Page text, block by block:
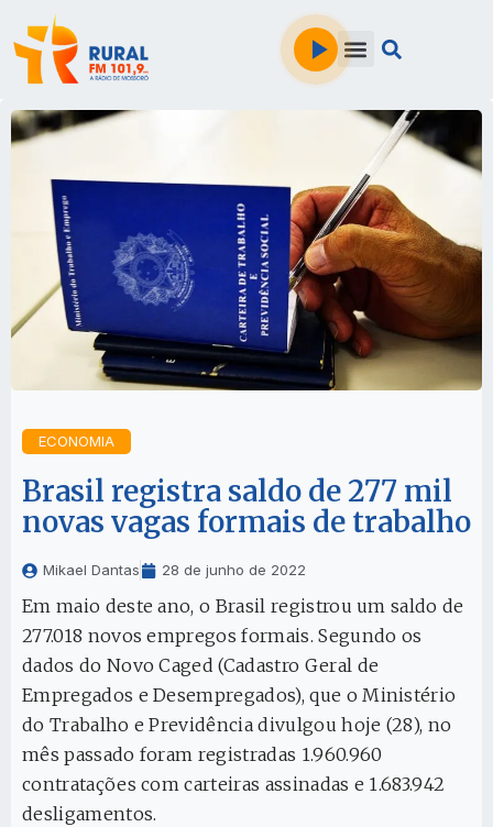
ECONOMIA
Brasil registra saldo de 277 mil
novas vagas formais de trabalho
Mikael Dantas 28 de junho de 2022
Em maio deste ano, o Brasil registrou um saldo de
277.018 novos empregos formais. Segundo os
dados do Novo Caged (Cadastro Geral de
Empregados e Desempregados), que o Ministério
do Trabalho e Previdência divulgou hoje (28), no
mês passado foram registradas 1.960.960
contratações com carteiras assinadas e 1.683.942
desligamentos.